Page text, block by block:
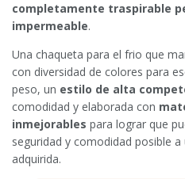
completamente traspirable
impermeable.
Una chaqueta para el frio que
con diversidad de colores para
peso, un estilo de alta
comodidad y elaborada con
inmejorables para lograr que
seguridad y comodidad posible
adquirida.